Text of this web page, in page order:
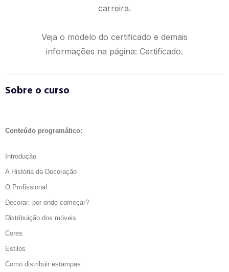
carreira.
Veja o modelo do certificado e demais
informações na página: Certificado.
Sobre o curso
Conteúdo programático:
Introdução
A História da Decoração
O Profissional
Decorar: por onde começar?
Distribuição dos móveis
Cores
Estilos
Como distribuir estampas